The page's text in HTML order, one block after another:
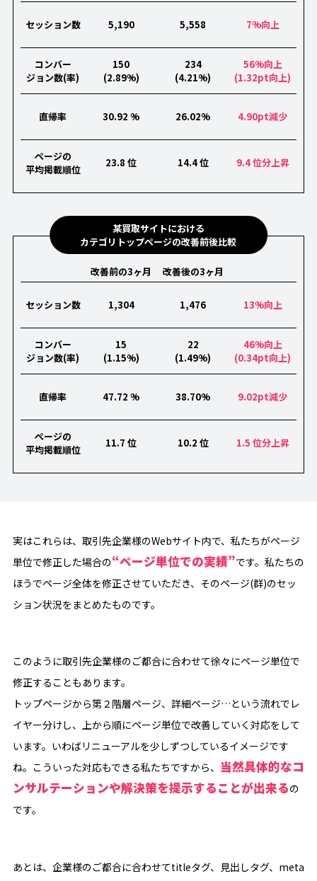
セッション数 5,190 5,558 7%向上
コンバー
ジョン数(率)
150
(2.89%)
234
(4.21%)
56%向上
(1.32pt向上)
直帰率 30.92 % 26.02% 4.90pt減少
ページの
平均掲載順位
23.8 位 14.4 位 9.4 位分上昇
某買取サイトにおける
カテゴリトップページの改善前後比較
改善前の3ヶ月 改善後の3ヶ月
セッション数 1,304 1,476 13%向上
コンバー
ジョン数(率)
15
(1.15%)
22
(1.49%)
46%向上
(0.34pt向上)
直帰率 47.72 % 38.70% 9.02pt減少
ページの
平均掲載順位
11.7 位 10.2 位 1.5 位分上昇
実はこれらは、取引先企業様のWebサイト内で、私たちがページ
単位で修正した場合の“ページ単位での実績”です。私たちの
ほうでページ全体を修正させていただき、そのページ(群)のセッ
ション状況をまとめたものです。
このように取引先企業様のご都合に合わせて徐々にページ単位で
修正することもあります。
トップページから第２階層ページ、詳細ページ…という流れでレ
イヤー分けし、上から順にページ単位で改善していく対応をして
います。いわばリニューアルを少しずつしているイメージです
ね。こういった対応もできる私たちですから、 当然具体的なコ
ンサルテーションや解決策を提示することが出来るの
です。
あとは、企業様のご都合に合わせてtitleタグ、見出しタグ、meta